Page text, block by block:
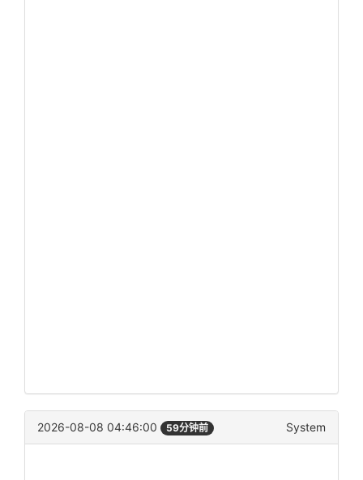
2026-08-08 04:46:00 59分钟前 System